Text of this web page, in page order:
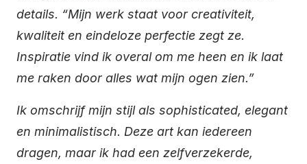
details. “Mijn werk staat voor creativiteit,
kwaliteit en eindeloze perfectie zegt ze.
Inspiratie vind ik overal om me heen en ik laat
me raken door alles wat mijn ogen zien.”
Ik omschrijf mijn stijl als sophisticated, elegant
en minimalistisch. Deze art kan iedereen
dragen, maar ik had een zelfverzekerde,